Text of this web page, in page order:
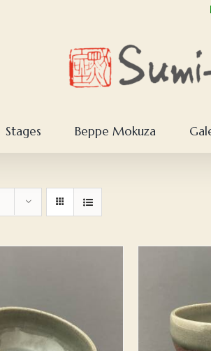
Stages Beppe Mokuza
AU PANIER DETAILS